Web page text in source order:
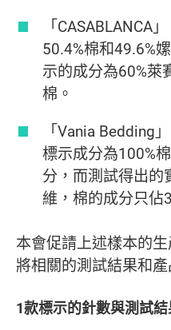
「CASABLANCA
50.4%棉和49.6%
示的成分為60%萊
棉。
「Vania Bedding
標示成分為100%
分，而測試得出的
維，棉的成分只佔
本會促請上述樣本的
將相關的測試結果和
1款標示的針數與測試